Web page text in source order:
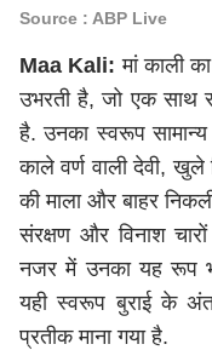
Source : ABP Live
Maa Kali:मां काली
उभरती है, जो एक साथ
है. उनका स्वरूप
काले वर्ण वाली देवी,
की माला और बाहर
संरक्षण और विनाश
नजर में उनका यह रूप
यही स्वरूप बुराई के
प्रतीक माना गया है.